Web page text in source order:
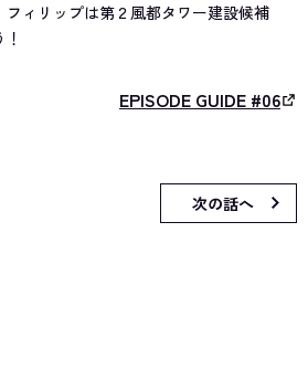
フィリップは第２風都タワー建設候補
EPISODE GUIDE #06
次の話へ